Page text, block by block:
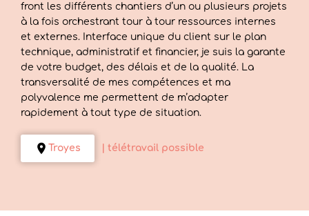
front les différents chantiers d’un ou plusieurs projets
à la fois orchestrant tour à tour ressources internes
et externes. Interface unique du client sur le plan
technique, administratif et financier, je suis la garante
de votre budget, des délais et de la qualité. La
transversalité de mes compétences et ma
polyvalence me permettent de m’adapter
rapidement à tout type de situation.
Troyes | télétravail possible